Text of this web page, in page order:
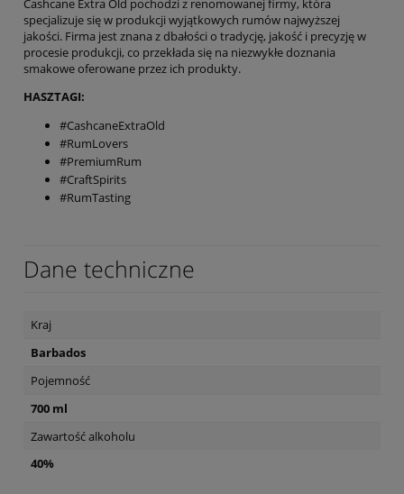
Cashcane Extra Old pochodzi z renomowanej firmy, która
specjalizuje się w produkcji wyjątkowych rumów najwyższej
jakości. Firma jest znana z dbałości o tradycję, jakość i precyzję w
procesie produkcji, co przekłada się na niezwykłe doznania
smakowe oferowane przez ich produkty.
HASZTAGI:
#CashcaneExtraOld
#RumLovers
#PremiumRum
#CraftSpirits
#RumTasting
Dane techniczne
Kraj
Barbados
Pojemność
700 ml
Zawartość alkoholu
40%